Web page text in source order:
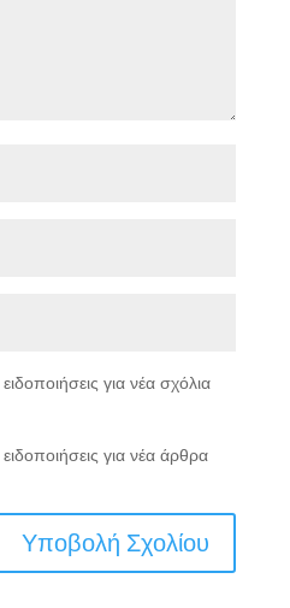
για νέα σχόλια
για νέα άρθρα